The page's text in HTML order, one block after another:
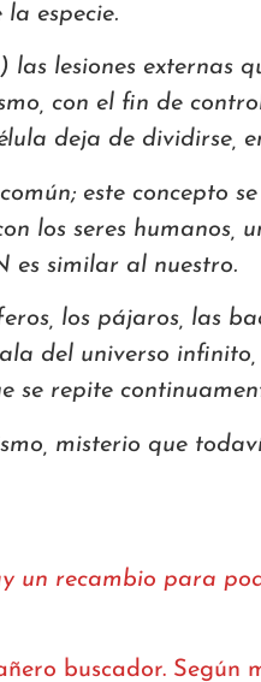
especie.
lesiones externas
con el fin de
deja de dividirse,
este concepto
los seres humanos,
es similar al nuestro.
los pájaros, las
del universo
se repite
misterio que
un recambio para
buscador. Según